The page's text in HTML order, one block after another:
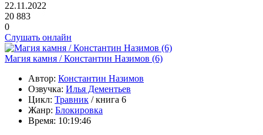
22.11.2022
20 883
0
Слушать онлайн
Магия камня / Константин Назимов (6)
Автор: Константин Назимов
Озвучка: Илья Дементьев
Цикл: Травник / книга 6
Жанр: Блокировка
Время: 10:19:46